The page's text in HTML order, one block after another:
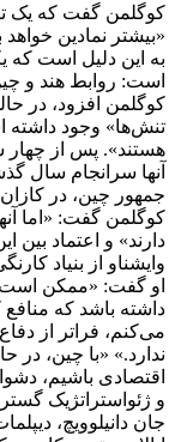
«بیشتر نمادین
به این دلیل است که
است: روابط هند و
کوگلمن افزود، در
تنش‌ها» وجود داشته
هستند». پس از چهار
آنها سرانجام سال
جمهور چین، در
کوگلمن گفت: «اما
دارند» و اعتماد بین
وایشناو از بنیاد
او گفت: «ممکن
داشته باشد که
می‌کنم، فراتر از
ندارد.» «با چین،
اقتصادی باشیم،
و ژئواستراتژیک
جان دانیلوویچ،